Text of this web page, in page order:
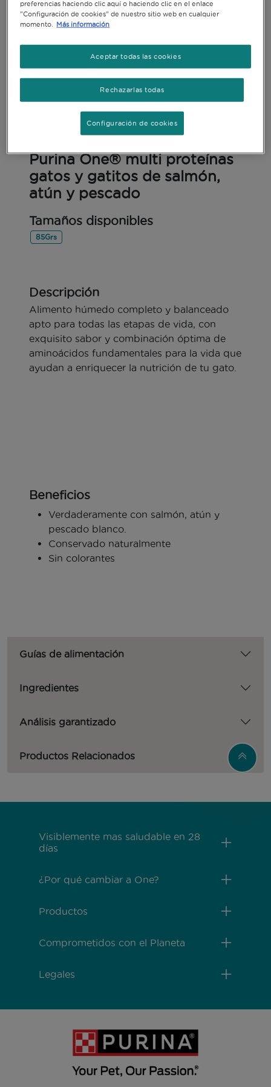
Purina One® multi proteínas
gatos y gatitos de salmón,
atún y pescado
Tamaños disponibles
85Grs
Descripción
Alimento húmedo completo y balanceado
apto para todas las etapas de vida, con
exquisito sabor y combinación óptima de
aminoácidos fundamentales para la vida que
ayudan a enriquecer la nutrición de tu gato.
Beneficios
Verdaderamente con salmón, atún y
pescado blanco.
Conservado naturalmente
Sin colorantes
Guías de alimentación
Ingredientes
Análisis garantizado
Productos Relacionados
Visiblemente mas saludable en 28
días
¿Por qué cambiar a One?
Productos
Comprometidos con el Planeta
Legales
preferencias haciendo clic aquí o haciendo clic en el enlace
"Configuración de cookies" de nuestro sitio web en cualquier
momento.
Más información
Rechazarlas todas
Aceptar todas las cookies
Configuración de cookies